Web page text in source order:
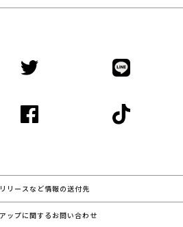
リースなど情報の送付先
ップに関するお問い合わせ